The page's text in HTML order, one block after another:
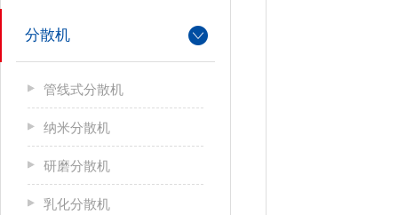
分散机
管线式分散机
纳米分散机
研磨分散机
乳化分散机